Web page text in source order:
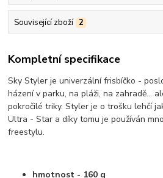
Související zboží 2
Kompletní specifikace
Sky Styler je univerzální frisbíčko -
házení v parku, na pláži, na zahradě...
pokročilé triky. Styler je o trošku lehčí
Ultra - Star a díky tomu je používán
freestylu.
hmotnost - 160 g